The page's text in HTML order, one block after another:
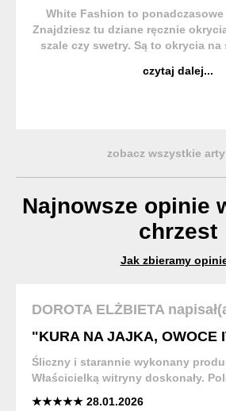
White Fashion to
Znajdziesz tu dziane ręcznie
szale czy swetry. Są to okrycia na
się na co dzień doczytaj dalej...
zobacz wszystkie
Najnowsze opinie
chrzest
Jak zbieramy
DOROTA ELŻBIETA
"KURA NA JAJKA, OWOCE
Śliczny i starannie wykonany
Właścicielką witryny doskonały.
★★★★★ 28.01.2026